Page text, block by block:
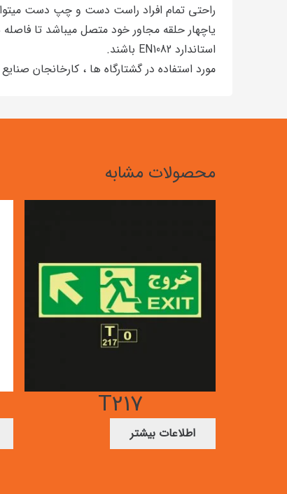
راحتی تمام افراد راست دست و چپ دست
یاچهار حلقه مجاور خود متصل میباشد تا
استاندارد EN1082 باشند.
مورد استفاده در گشتارگاه ها ، کارخانجان
محصولات مشابه
T217
اطلاعات بیشتر